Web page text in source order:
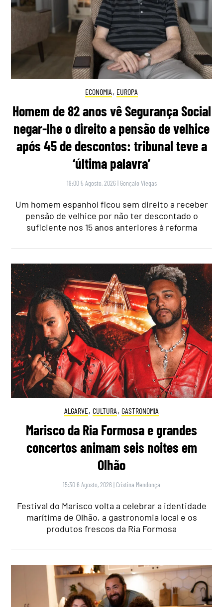
ECONOMIA , EUROPA
Homem de 82 anos vê Segurança Social
negar-lhe o direito a pensão de velhice
após 45 de descontos: tribunal teve a
‘última palavra’
19:00 5 Agosto, 2026 | Gonçalo Viegas
Um homem espanhol ficou sem direito a receber
pensão de velhice por não ter descontado o
suficiente nos 15 anos anteriores à reforma
ALGARVE, CULTURA , GASTRONOMIA
Marisco da Ria Formosa e grandes
concertos animam seis noites em
Olhão
15:30 6 Agosto, 2026 | Cristina Mendonça
Festival do Marisco volta a celebrar a identidade
marítima de Olhão, a gastronomia local e os
produtos frescos da Ria Formosa